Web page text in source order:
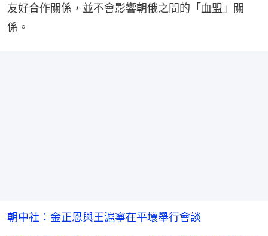
友好合作關係，並不會影響朝俄之間的「血盟」關
係。
朝中社：金正恩與王滬寧在平壤舉行會談